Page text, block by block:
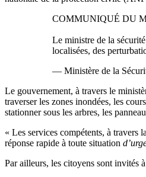
COMMUNIQUÉ DU
Le ministre de la
localisées, des
— Ministère de la
Le gouvernement, à travers le
traverser les zones inondées, les
stationner sous les arbres, les
« Les services compétents, à travers
réponse rapide à toute situation
Par ailleurs, les citoyens sont invités